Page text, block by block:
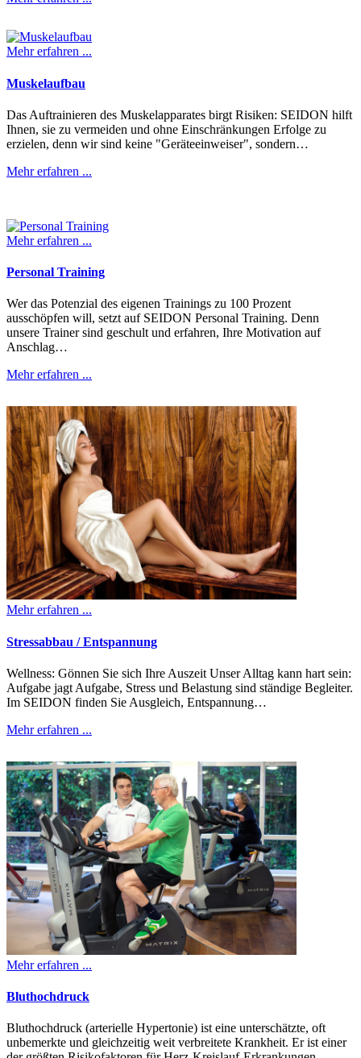
Mehr erfahren ...
Muskelaufbau
Das Auftrainieren des Muskelapparates birgt Risiken: SEIDON hilft
Ihnen, sie zu vermeiden und ohne Einschränkungen Erfolge zu
erzielen, denn wir sind keine "Geräteeinweiser", sondern…
Mehr erfahren ...
Mehr erfahren ...
Personal Training
Wer das Potenzial des eigenen Trainings zu 100 Prozent
ausschöpfen will, setzt auf SEIDON Personal Training. Denn
unsere Trainer sind geschult und erfahren, Ihre Motivation auf
Anschlag…
Mehr erfahren ...
Mehr erfahren ...
Stressabbau / Entspannung
Wellness: Gönnen Sie sich Ihre Auszeit Unser Alltag kann hart sein:
Aufgabe jagt Aufgabe, Stress und Belastung sind ständige Begleiter.
Im SEIDON finden Sie Ausgleich, Entspannung…
Mehr erfahren ...
Mehr erfahren ...
Blut­hoch­druck
Bluthochdruck (arterielle Hypertonie) ist eine unterschätzte, oft
unbemerkte und gleichzeitig weit verbreitete Krankheit. Er ist einer